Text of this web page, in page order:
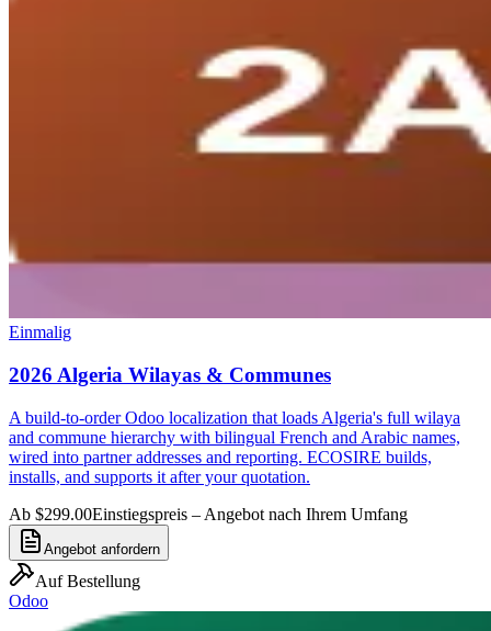
Einmalig
2026 Algeria Wilayas & Communes
A build-to-order Odoo localization that loads Algeria's full wilaya
and commune hierarchy with bilingual French and Arabic names,
wired into partner addresses and reporting. ECOSIRE builds,
installs, and supports it after your quotation.
Ab $299.00Einstiegspreis – Angebot nach Ihrem Umfang
Angebot anfordern
Auf Bestellung
Odoo